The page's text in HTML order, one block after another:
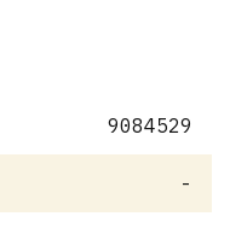
9084529
-